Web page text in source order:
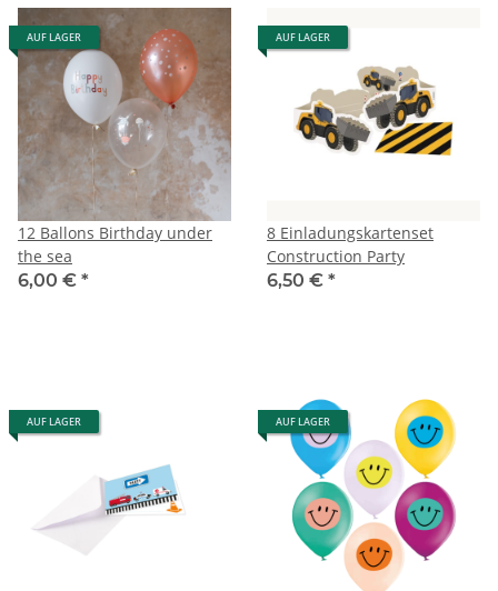
AUF LAGER
12 Ballons Birthday under
the sea
6,00 € *
AUF LAGER
8 Einladungskartenset
Construction Party
6,50 € *
AUF LAGER AUF LAGER